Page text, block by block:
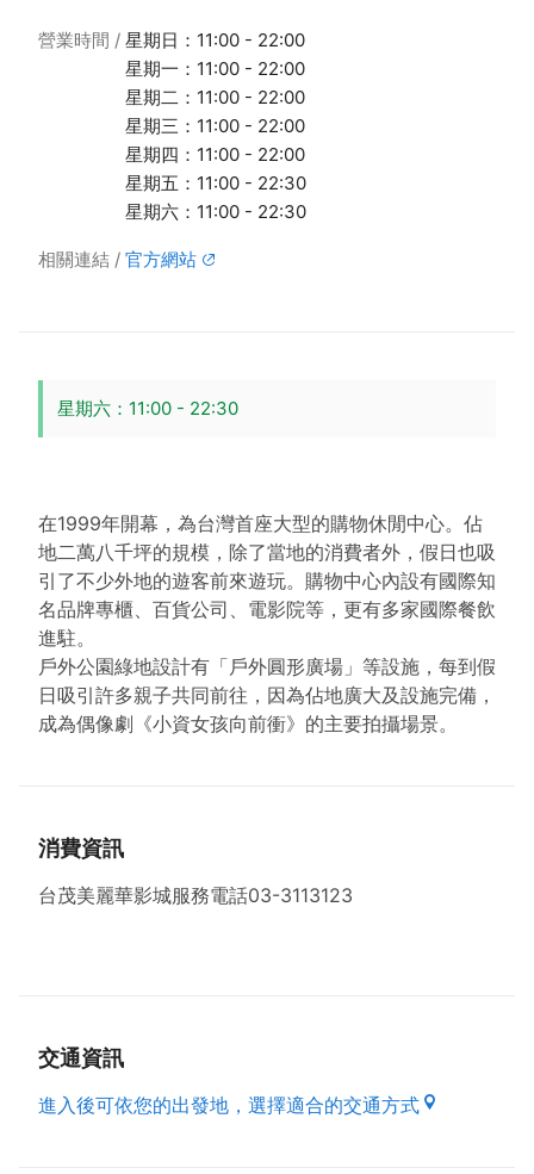
營業時間
星期日：11:00 - 22:00
星期一：11:00 - 22:00
星期二：11:00 - 22:00
星期三：11:00 - 22:00
星期四：11:00 - 22:00
星期五：11:00 - 22:30
星期六：11:00 - 22:30
相關連結 官方網站
星期六：11:00 - 22:30
在1999年開幕，為台灣首座大型的購物休閒中心。佔
地二萬八千坪的規模，除了當地的消費者外，假日也吸
引了不少外地的遊客前來遊玩。購物中心內設有國際知
名品牌專櫃、百貨公司、電影院等，更有多家國際餐飲
進駐。
戶外公園綠地設計有「戶外圓形廣場」等設施，每到假
日吸引許多親子共同前往，因為佔地廣大及設施完備，
成為偶像劇《小資女孩向前衝》的主要拍攝場景。
消費資訊
台茂美麗華影城服務電話03-3113123
交通資訊
進入後可依您的出發地，選擇適合的交通方式